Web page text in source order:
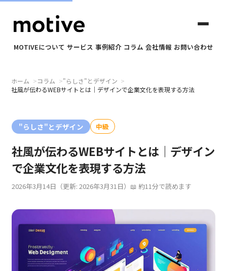
MOTIVEについて サービス 事例紹介 コラム 会社情報 お問い合わせ
✕
motiveについて
サービス
事例紹介
コラム
採用情報
会社情報
ホーム コラム
"らしさ"とデザイン
社風が伝わるWEBサイトとは｜デザインで企業文化を表現する方法
"らしさ"とデザイン 中級
社風が伝わるWEBサイトとは｜デザイン
で企業文化を表現する方法
2026年3月14日 （更新: 2026年3月31日） 約11分で読めます